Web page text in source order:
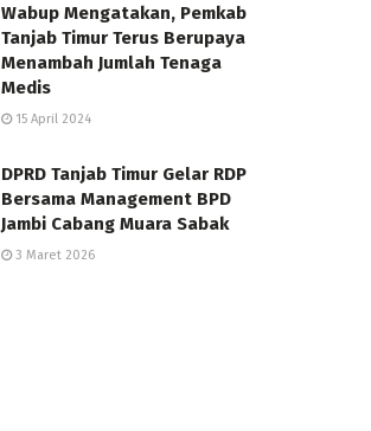
Wabup Mengatakan, Pemkab
Tanjab Timur Terus Berupaya
Menambah Jumlah Tenaga
Medis
15 April 2024
DPRD Tanjab Timur Gelar RDP
Bersama Management BPD
Jambi Cabang Muara Sabak
3 Maret 2026